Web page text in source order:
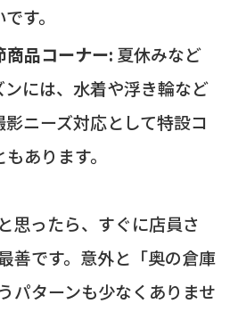
す。
商品コーナー: 夏休みなど
には、水着や浮き輪など
ニーズ対応として特設コ
あります。
思ったら、すぐに店員さ
善です。意外と「奥の倉庫
パターンも少なくありませ